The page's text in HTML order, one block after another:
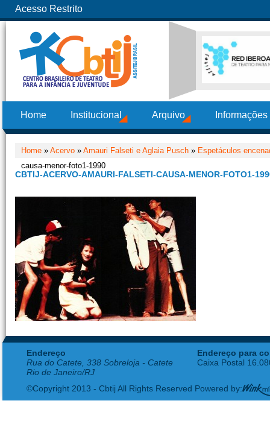
Acesso Restrito
Home Institucional Arquivo
Home » Acervo » Amauri Falseti e Aglaia Pusch » Espetáculos
causa-menor-foto1-1990
CBTIJ-ACERVO-AMAURI-FALSETI-CAUSA-MENOR-FOTO1-
Endereço
Rua do Catete, 338 Sobreloja - Catete
Rio de Janeiro/RJ
Endereço para
Caixa Postal
©Copyright 2013 - Cbtij All Rights Reserved Powered by: